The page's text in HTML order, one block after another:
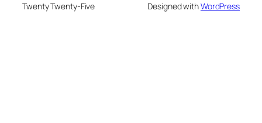
Twenty Twenty-Five Designed withWordPress